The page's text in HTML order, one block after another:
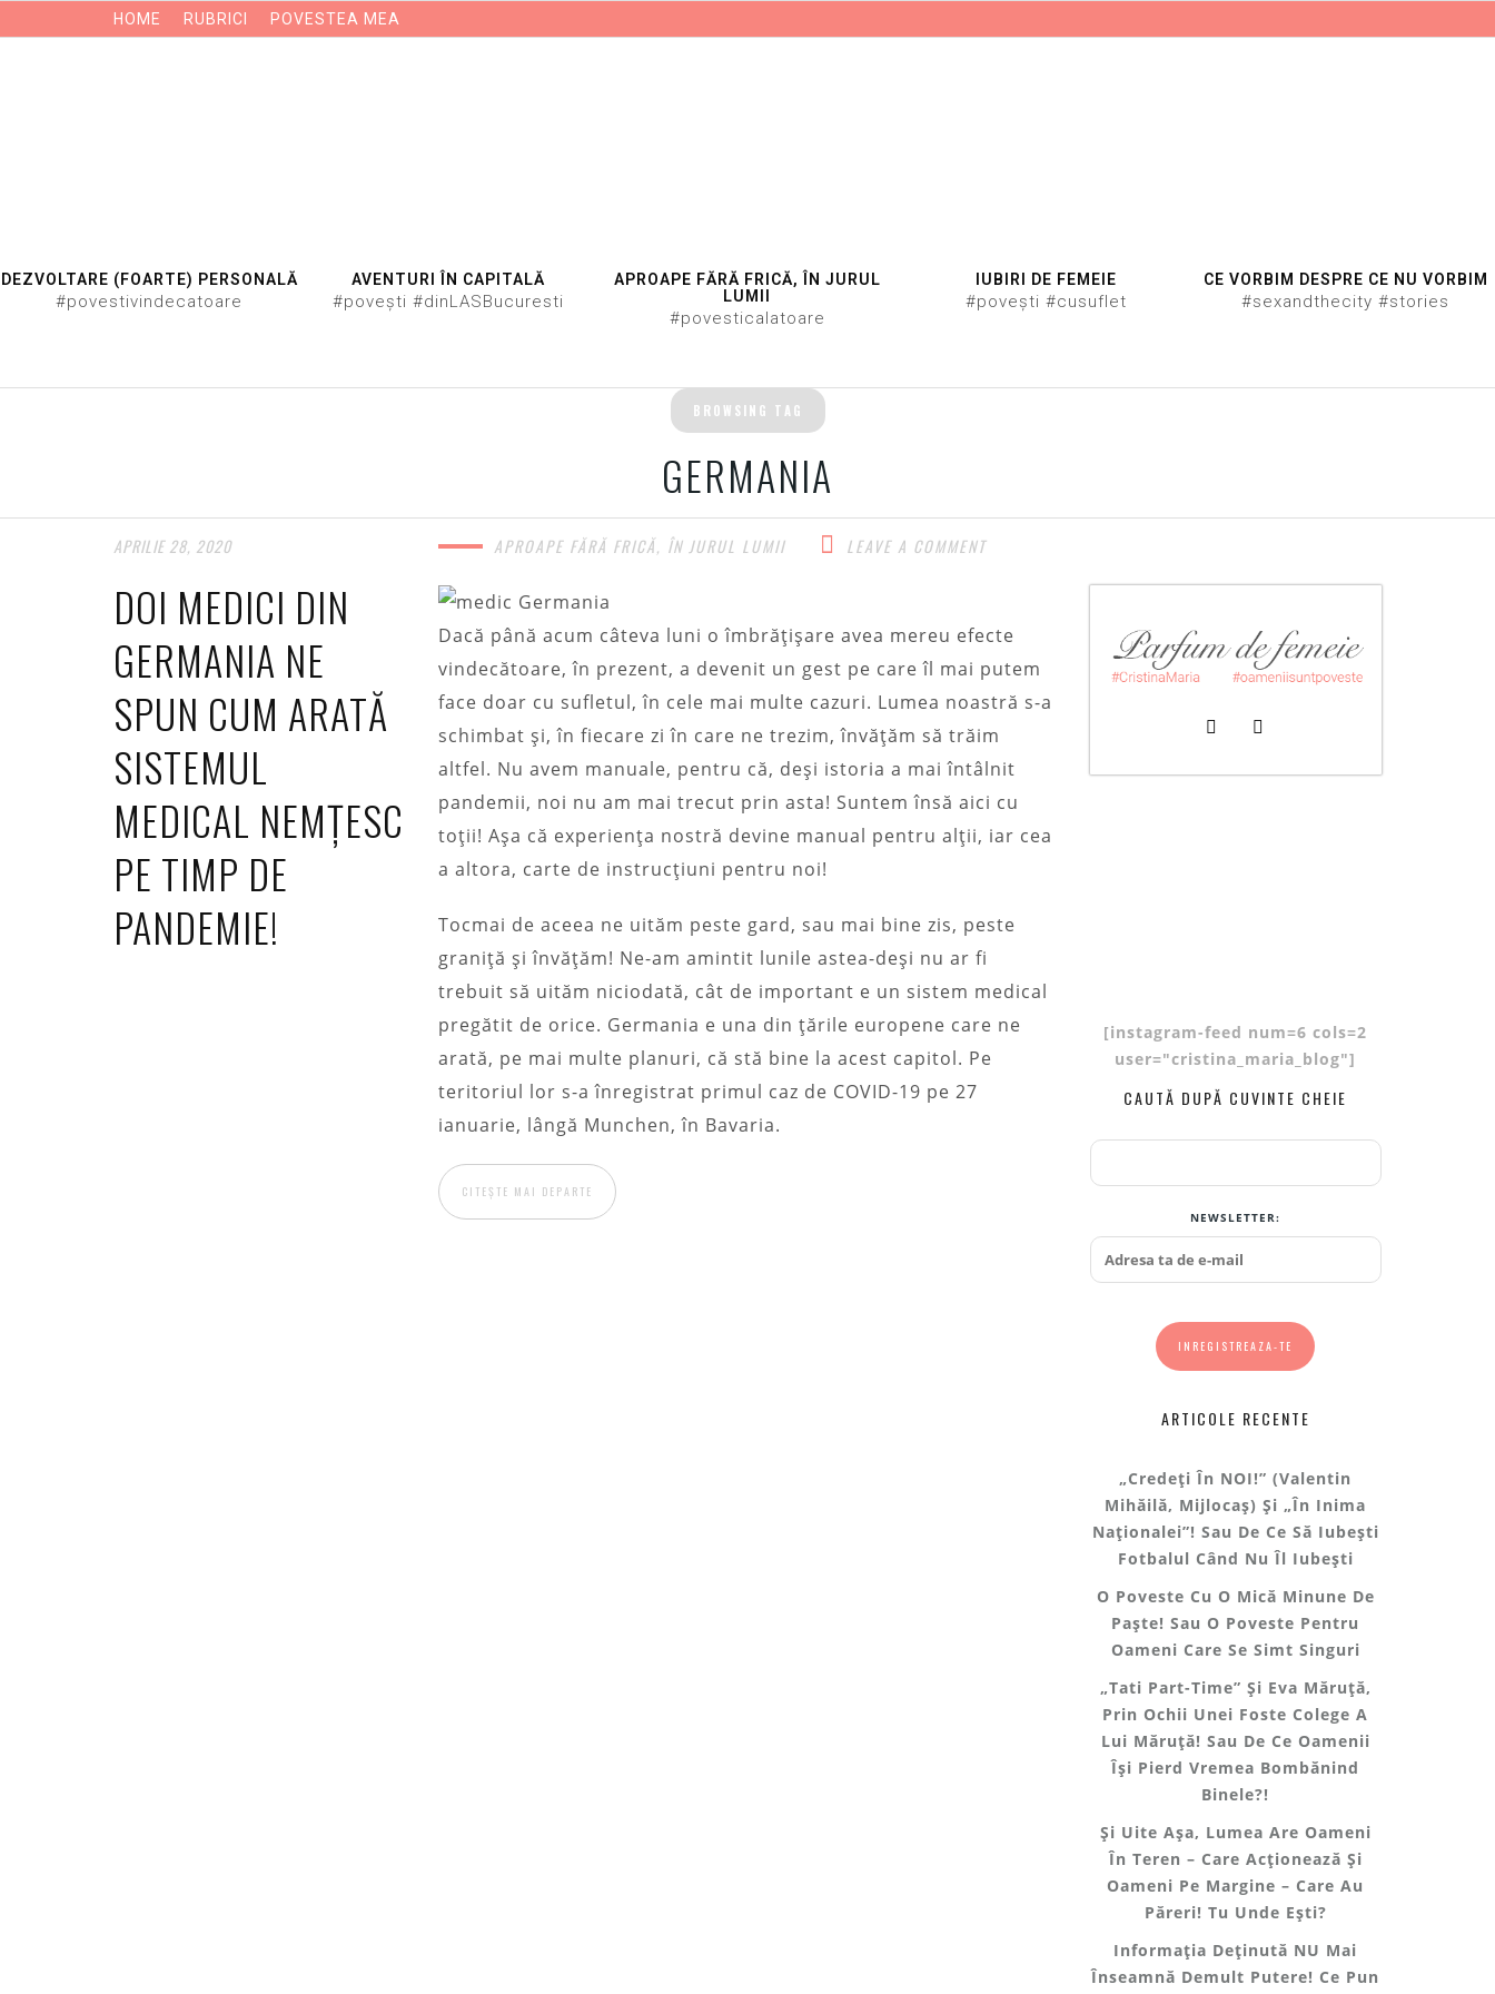
HOME RUBRICI POVESTEA MEA
DEZVOLTARE (FOARTE) PERSONALĂ
#povestivindecatoare
AVENTURI ÎN CAPITALĂ
#povești #dinLASBucuresti
APROAPE FĂRĂ FRICĂ, ÎN JURUL
LUMII
#povesticalatoare
IUBIRI DE FEMEIE
#povești #cusuflet
CE VORBIM DESPRE CE NU VORBIM
#sexandthecity #stories
BROWSING TAG
GERMANIA
APRILIE 28, 2020
DOI MEDICI DIN
GERMANIA NE
SPUN CUM ARATĂ
SISTEMUL
MEDICAL NEMȚESC
PE TIMP DE
PANDEMIE!
APROAPE FĂRĂ FRICĂ, ÎN JURUL LUMII​ LEAVE A COMMENT
Dacă până acum câteva luni o îmbrățișare avea mereu efecte
vindecătoare, în prezent, a devenit un gest pe care îl mai putem
face doar cu sufletul, în cele mai multe cazuri. Lumea noastră s-a
schimbat și, în fiecare zi în care ne trezim, învățăm să trăim
altfel. Nu avem manuale, pentru că, deși istoria a mai întâlnit
pandemii, noi nu am mai trecut prin asta! Suntem însă aici cu
toții! Așa că experiența nostră devine manual pentru alții, iar cea
a altora, carte de instrucțiuni pentru noi!
Tocmai de aceea ne uităm peste gard, sau mai bine zis, peste
graniță și învățăm! Ne-am amintit lunile astea-deși nu ar fi
trebuit să uităm niciodată, cât de important e un sistem medical
pregătit de orice. Germania e una din țările europene care ne
arată, pe mai multe planuri, că stă bine la acest capitol. Pe
teritoriul lor s-a înregistrat primul caz de COVID-19 pe 27
ianuarie, lângă Munchen, în Bavaria.
CITEȘTE MAI DEPARTE
[instagram-feed num=6 cols=2
user="cristina_maria_blog"]
CAUTĂ DUPĂ CUVINTE CHEIE
NEWSLETTER:
ARTICOLE RECENTE
„Credeți În NOI!” (Valentin
Mihăilă, Mijlocaș) Și „În Inima
Naționalei”! Sau De Ce Să Iubești
Fotbalul Când Nu Îl Iubești
O Poveste Cu O Mică Minune De
Paște! Sau O Poveste Pentru
Oameni Care Se Simt Singuri
„Tati Part-Time” Și Eva Măruță,
Prin Ochii Unei Foste Colege A
Lui Măruță! Sau De Ce Oamenii
Își Pierd Vremea Bombănind
Binele?!
Și Uite Așa, Lumea Are Oameni
În Teren – Care Acționează Și
Oameni Pe Margine – Care Au
Păreri! Tu Unde Ești?
Informația Deținută NU Mai
Înseamnă Demult Putere! Ce Pun